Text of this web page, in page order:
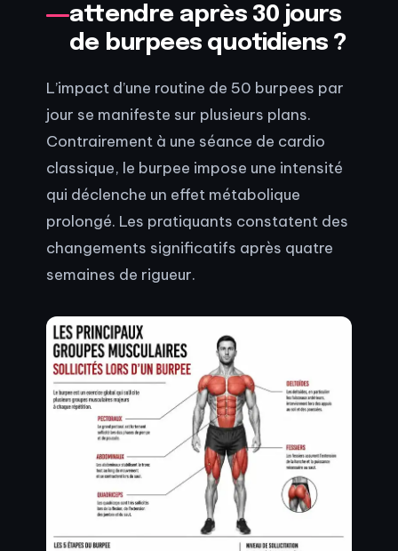
attendre après 30 jours
de burpees quotidiens ?
L’impact d’une routine de 50 burpees par
jour se manifeste sur plusieurs plans.
Contrairement à une séance de cardio
classique, le burpee impose une intensité
qui déclenche un effet métabolique
prolongé. Les pratiquants constatent des
changements significatifs après quatre
semaines de rigueur.